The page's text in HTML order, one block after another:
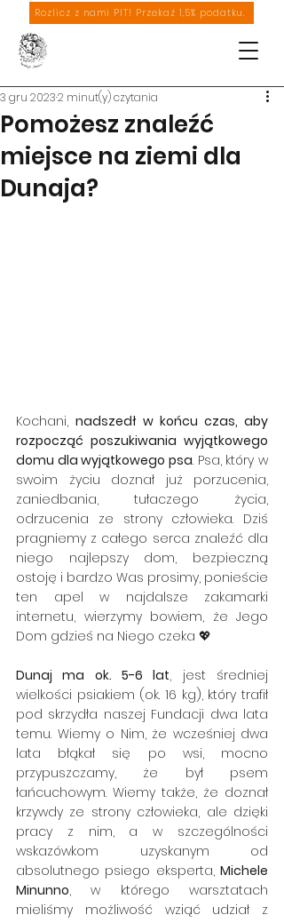
Rozlicz z nami PIT! Przekaż 1,5% podatku.
Pomożesz znaleźć
miejsce na ziemi dla
Dunaja?
3 gru 20232 minut(y) czytania
Kochani, nadszedł w końcu czas, aby
rozpocząć poszukiwania wyjątkowego
domu dla wyjątkowego psa. Psa, który w
swoim życiu doznał już porzucenia,
zaniedbania, tułaczego życia,
odrzucenia ze strony człowieka. Dziś
pragniemy z całego serca znaleźć dla
niego najlepszy dom, bezpieczną
ostoję i bardzo Was prosimy, ponieście
ten apel w najdalsze zakamarki
internetu, wierzymy bowiem, że Jego
Dom gdzieś na Niego czeka 💖
Dunaj ma ok. 5-6 lat, jest średniej
wielkości psiakiem (ok. 16 kg), który trafił
pod skrzydła naszej Fundacji dwa lata
temu. Wiemy o Nim, że wcześniej dwa
lata błąkał się po wsi, mocno
przypuszczamy, że był psem
łańcuchowym. Wiemy także, że doznał
krzywdy ze strony człowieka, ale dzięki
pracy z nim, a w szczególności
wskazówkom uzyskanym od
absolutnego psiego eksperta, Michele
Minunno, w którego warsztatach
mieliśmy możliwość wziąć udział z